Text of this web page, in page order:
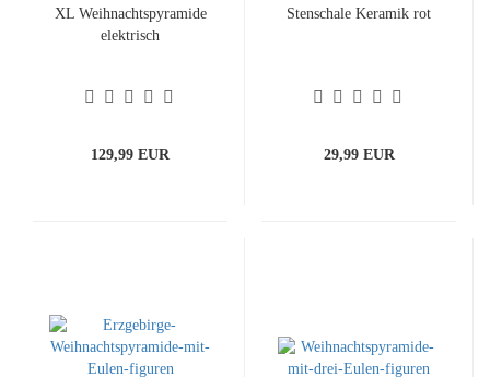
XL Weihnachtspyramide
elektrisch
129,99 EUR
Stenschale Keramik rot
29,99 EUR